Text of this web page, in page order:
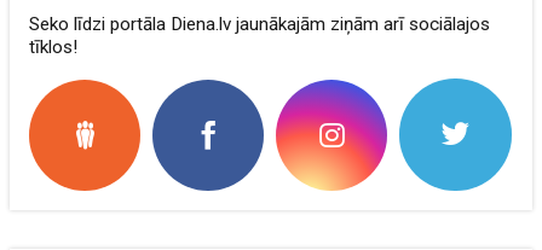
Seko līdzi portāla Diena.lv jaunākajām ziņām arī sociālajos
tīklos!